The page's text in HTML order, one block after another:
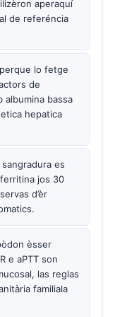
aperaquí
de referéncia
lo fetge
de
albumina bassa
hepatica
es
jos 30
d’èr
èsser
e aPTT son
las reglas
familiala